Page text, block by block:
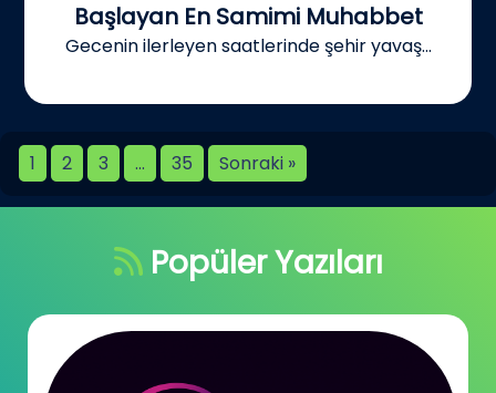
Başlayan En Samimi Muhabbet
Gecenin ilerleyen saatlerinde şehir yavaş...
1 2 3 … 35 Sonraki »
Popüler Yazıları